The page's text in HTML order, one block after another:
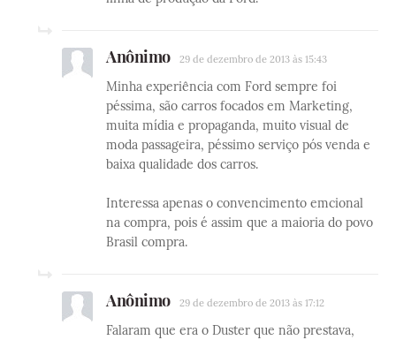
Anônimo 29 de dezembro de 2013 às 15:43
Minha experiência com Ford sempre foi
péssima, são carros focados em Marketing,
muita mídia e propaganda, muito visual de
moda passageira, péssimo serviço pós venda e
baixa qualidade dos carros.
Interessa apenas o convencimento emcional
na compra, pois é assim que a maioria do povo
Brasil compra.
Anônimo 29 de dezembro de 2013 às 17:12
Falaram que era o Duster que não prestava,